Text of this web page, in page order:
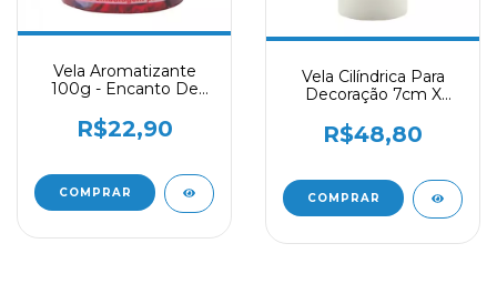
Vela Aromatizante
100g - Encanto De
Perfume
R$22,90
Vela Cilíndrica Para
Decoração 7cm X
R$48,80